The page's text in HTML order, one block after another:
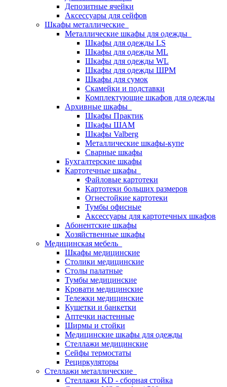
Депозитные ячейки
Аксессуары для сейфов
Шкафы металлические
Металлические шкафы для одежды
Шкафы для одежды LS
Шкафы для одежды ML
Шкафы для одежды WL
Шкафы для одежды ШРМ
Шкафы для сумок
Скамейки и подставки
Комплектующие шкафов для одежды
Архивные шкафы
Шкафы Практик
Шкафы ШАМ
Шкафы Valberg
Металлические шкафы-купе
Сварные шкафы
Бухгалтерские шкафы
Картотечные шкафы
Файловые картотеки
Картотеки больших размеров
Огнестойкие картотеки
Тумбы офисные
Аксессуары для картотечных шкафов
Абонентские шкафы
Хозяйственные шкафы
Медицинская мебель
Шкафы медицинские
Столики медицинские
Столы палатные
Тумбы медицинские
Кровати медицинские
Тележки медицинские
Кушетки и банкетки
Аптечки настенные
Ширмы и стойки
Медицинские шкафы для одежды
Стеллажи медицинские
Сейфы термостаты
Рециркуляторы
Стеллажи металлические
Стеллажи KD - сборная стойка